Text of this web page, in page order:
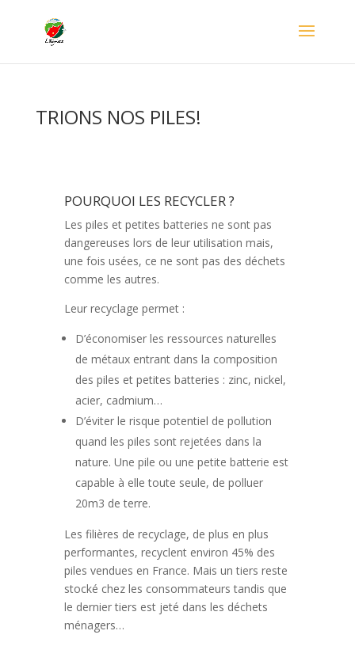
TRIONS NOS PILES!
POURQUOI LES RECYCLER ?
Les piles et petites batteries ne sont pas
dangereuses lors de leur utilisation mais,
une fois usées, ce ne sont pas des déchets
comme les autres.
Leur recyclage permet :
D’économiser les ressources naturelles
de métaux entrant dans la composition
des piles et petites batteries : zinc, nickel,
acier, cadmium…
D’éviter le risque potentiel de pollution
quand les piles sont rejetées dans la
nature. Une pile ou une petite batterie est
capable à elle toute seule, de polluer
20m3 de terre.
Les filières de recyclage, de plus en plus
performantes, recyclent environ 45% des
piles vendues en France. Mais un tiers reste
stocké chez les consommateurs tandis que
le dernier tiers est jeté dans les déchets
ménagers…